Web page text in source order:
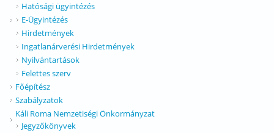
Hatósági ügyintézés
E-Ügyintézés
Hirdetmények
Ingatlanárverési Hirdetmények
Nyilvántartások
Felettes szerv
Főépítész
Szabályzatok
Káli Roma Nemzetiségi Önkormányzat
Jegyzőkönyvek